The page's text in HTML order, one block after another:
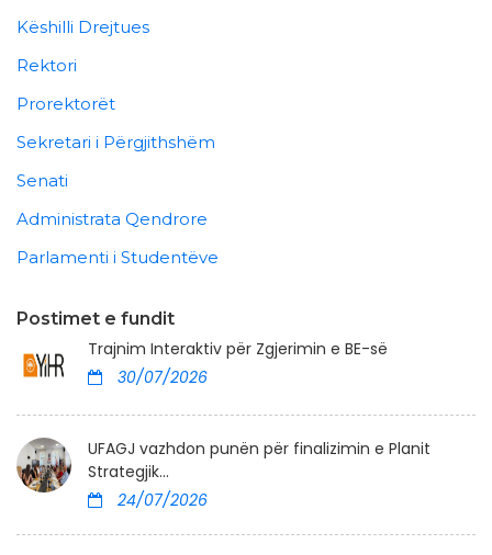
Këshilli Drejtues
Rektori
Prorektorët
Sekretari i Përgjithshëm
Senati
Administrata Qendrore
Parlamenti i Studentëve
Postimet e fundit
Trajnim Interaktiv për Zgjerimin e BE-së
30/07/2026
UFAGJ vazhdon punën për finalizimin e Planit
Strategjik...
24/07/2026